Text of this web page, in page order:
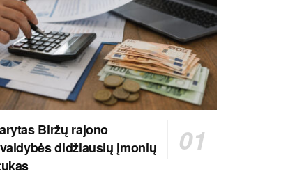
Biržų rajono
didžiausių įmonių